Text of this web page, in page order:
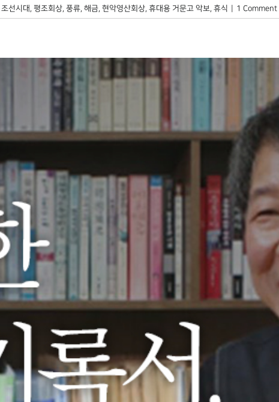
조선시대 , 평조회상, 풍류, 해금, 현악영산회상, 휴대용 거문고 악보, 휴식 1 Comment